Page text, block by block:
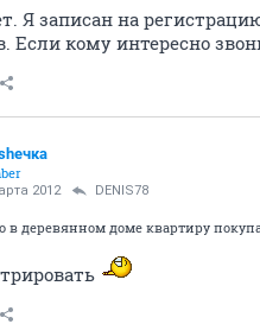
Я записан на
Если кому интересно
2012 DENIS78
в деревянном доме квартиру